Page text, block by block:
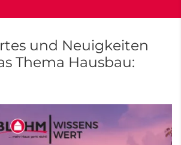
und Neuigkeiten
Thema Hausbau: